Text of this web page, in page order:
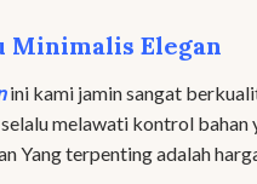
Minimalis Elegan
ini kami jamin sangat
melawati kontrol
Yang terpenting adalah